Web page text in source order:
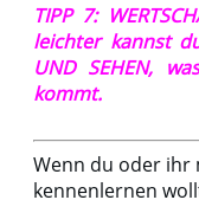
TIPP 7:
leichter kannst
UND SEHEN,
kommt.
Wenn du oder ihr
kennenlernen